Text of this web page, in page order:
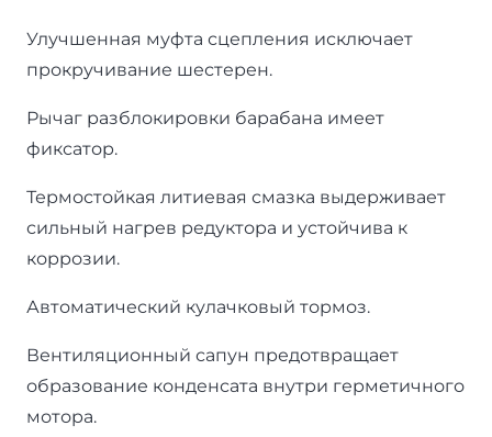
Улучшенная муфта сцепления исключает
прокручивание шестерен.
Рычаг разблокировки барабана имеет
фиксатор.
Термостойкая литиевая смазка выдерживает
сильный нагрев редуктора и устойчива к
коррозии.
Автоматический кулачковый тормоз.
Вентиляционный сапун предотвращает
образование конденсата внутри герметичного
мотора.